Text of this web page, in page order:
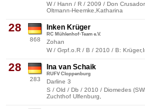
W / Hann / R / 2009 / Don
Oltmann-Heemke,Katharina
28
868
Inken Krüger
RC Mühlenhof-Team e.V.
Zohan
W / Grpf.o.R / B / 2010 / B:
28
283
Ina van Schaik
RUFV Cloppenburg
Darline 3
S / Old / Db / 2010 / Diomedes
Zuchthof Ulfenburg,